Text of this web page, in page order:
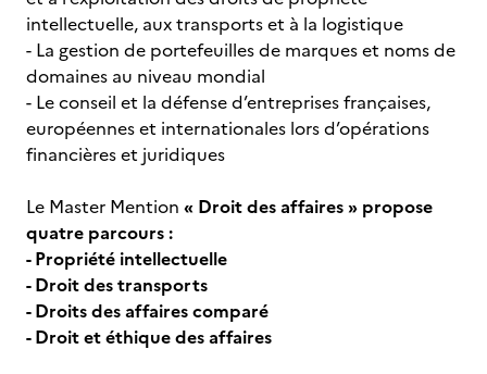
intellectuelle, aux transports et à la logistique
- La gestion de portefeuilles de marques et noms de
domaines au niveau mondial
- Le conseil et la défense d’entreprises françaises,
européennes et internationales lors d’opérations
financières et juridiques
Le Master Mention « Droit des affaires » propose
quatre parcours :
- Propriété intellectuelle
- Droit des transports
- Droits des affaires comparé
- Droit et éthique des affaires